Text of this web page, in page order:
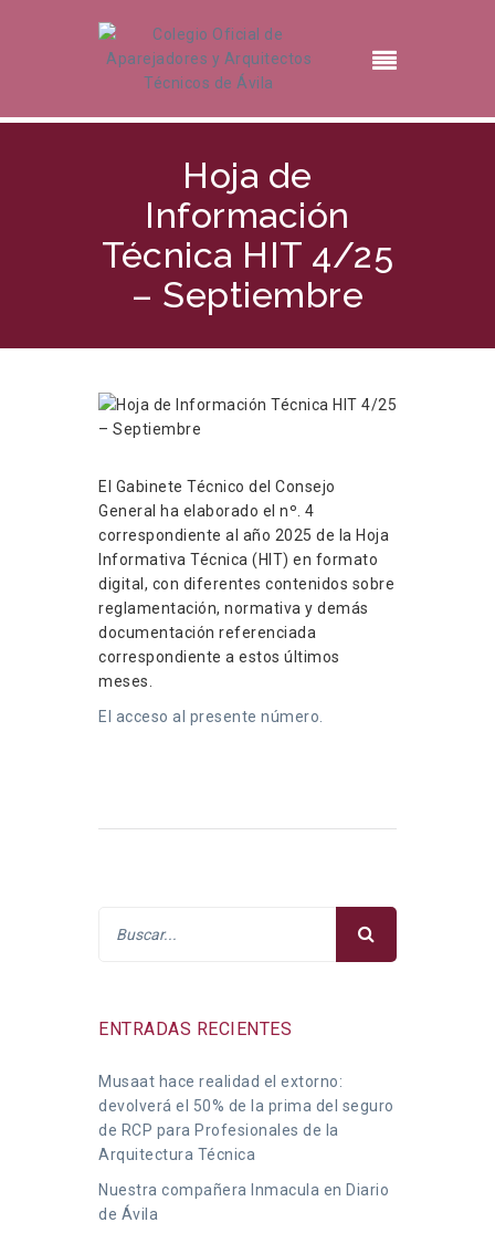
Hoja de
Información
Técnica HIT 4/25
– Septiembre
El Gabinete Técnico del Consejo
General ha elaborado el nº. 4
correspondiente al año 2025 de la Hoja
Informativa Técnica (HIT) en formato
digital, con diferentes contenidos sobre
reglamentación, normativa y demás
documentación referenciada
correspondiente a estos últimos
meses.
El acceso al presente número.
ENTRADAS RECIENTES
Musaat hace realidad el extorno:
devolverá el 50% de la prima del seguro
de RCP para Profesionales de la
Arquitectura Técnica
Nuestra compañera Inmacula en Diario
de Ávila